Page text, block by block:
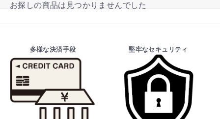
お探しの商品は見つかりませんでした
多様な決済手段 堅牢なセキュリティ